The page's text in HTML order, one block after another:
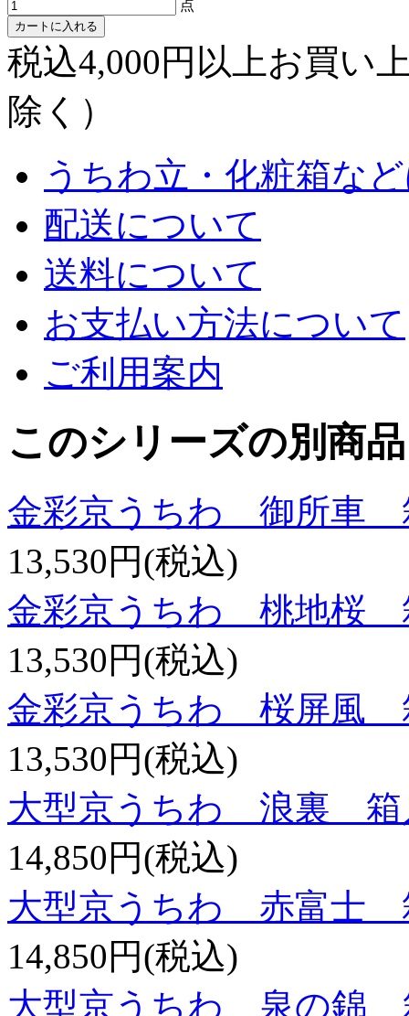
点
カートに入れる
税込4,000円以上お買い
除く）
うちわ立・化粧箱な
配送について
送料について
お支払い方法について
ご利用案内
このシリーズの別商品
金彩京うちわ 御所車
13,530円(税込)
金彩京うちわ 桃地桜
13,530円(税込)
金彩京うちわ 桜屏風
13,530円(税込)
大型京うちわ 浪裏
14,850円(税込)
大型京うちわ 赤富士
14,850円(税込)
大型京うちわ 泉の錦